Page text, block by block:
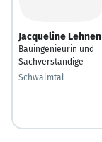
Jacqueline Lehnen
Bauingenieurin und
Sachverständige
Schwalmtal